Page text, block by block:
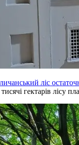
ліс
гектарів лісу